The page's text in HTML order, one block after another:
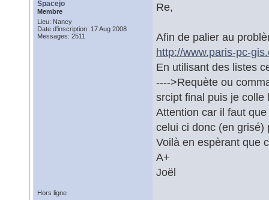
Spacejo
Membre
Lieu: Nancy
Date d'inscription: 17 Aug 2008
Messages: 2511
Re,
Afin de palier au
http://www.paris-pc-
En utilisant des listes
---->Requète ou
srcipt final puis je colle
Attention car il faut
celui ci donc (en grisé)
Voilà en espèrant que
A+
Joël
Hors ligne